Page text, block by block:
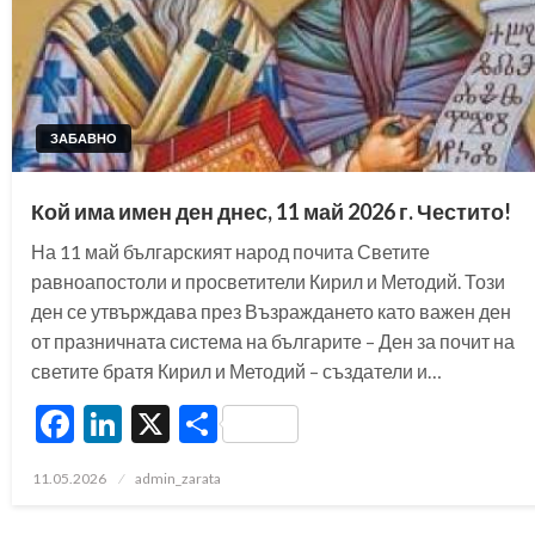
ЗАБАВНО
Кой има имен ден днес, 11 май 2026 г. Честито!
На 11 май българският народ почита Светите
равноапостоли и просветители Кирил и Методий. Този
ден се утвърждава през Възраждането като важен ден
от празничната система на българите – Ден за почит на
светите братя Кирил и Методий – създатели и…
Facebook
LinkedIn
X Share
Posted
11.05.2026 admin_zarata